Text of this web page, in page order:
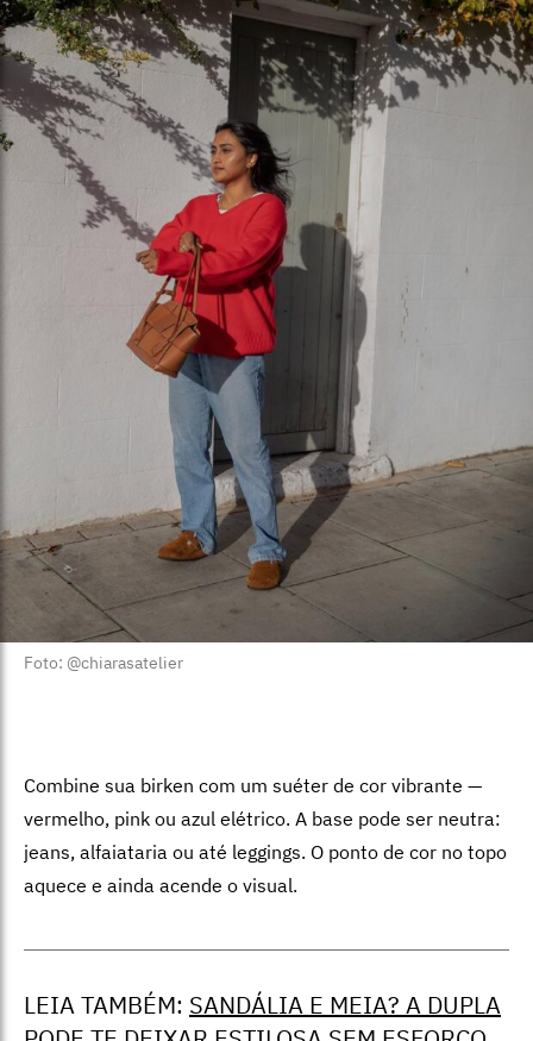
Foto: @chiarasatelier
Combine sua birken com um suéter de cor vibrante —
vermelho, pink ou azul elétrico. A base pode ser neutra:
jeans, alfaiataria ou até leggings. O ponto de cor no topo
aquece e ainda acende o visual.
LEIA TAMBÉM: SANDÁLIA E MEIA? A DUPLA